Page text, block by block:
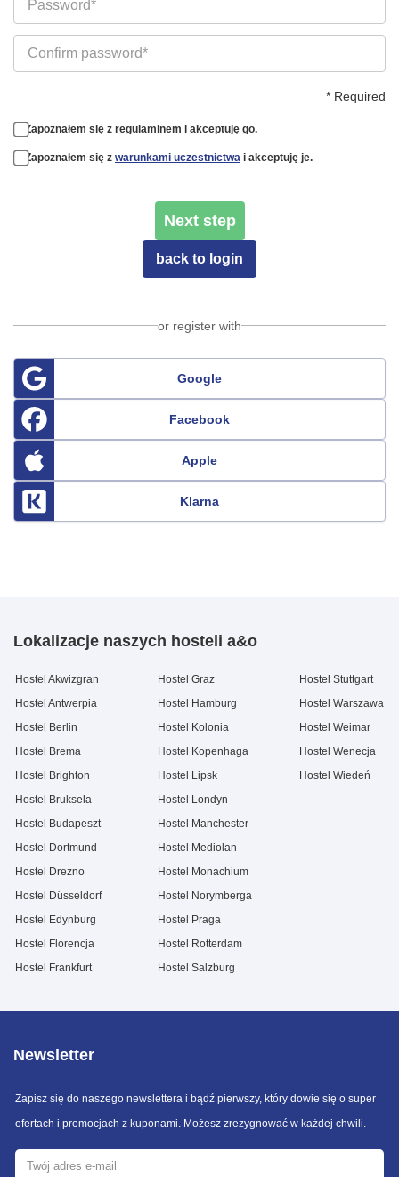
* Required
Zapoznałem się z regulaminem i akceptuję go.
Zapoznałem się z warunkami uczestnictwa i akceptuję je.
back to login
Next step
or register with
Google
Facebook
Apple
Klarna
Lokalizacje naszych hosteli a&o
Hostel Akwizgran
Hostel Antwerpia
Hostel Berlin
Hostel Brema
Hostel Brighton
Hostel Bruksela
Hostel Budapeszt
Hostel Dortmund
Hostel Drezno
Hostel Düsseldorf
Hostel Edynburg
Hostel Florencja
Hostel Frankfurt
Hostel Graz
Hostel Hamburg
Hostel Kolonia
Hostel Kopenhaga
Hostel Lipsk
Hostel Londyn
Hostel Manchester
Hostel Mediolan
Hostel Monachium
Hostel Norymberga
Hostel Praga
Hostel Rotterdam
Hostel Salzburg
Hostel Stuttgart
Hostel Warszawa
Hostel Weimar
Hostel Wenecja
Hostel Wiedeń
Newsletter
Zapisz się do naszego newslettera i bądź pierwszy, który dowie się o super
ofertach i promocjach z kuponami. Możesz zrezygnować w każdej chwili.